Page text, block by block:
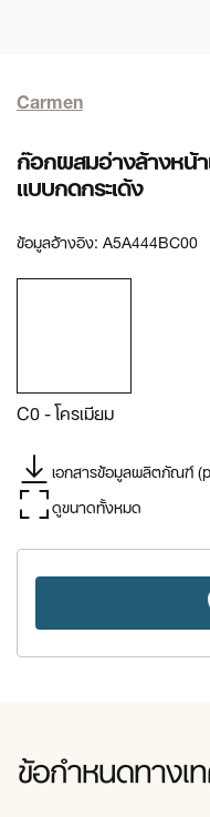
Carmen
ก๊อกผสมอ่างล้างหน้
แบบกดกระเด้ง
ข้อมูลอ้างอิง:A5A444BC00
C0 - โครเมียม
เอกสารข้อมูลผลิตภัณฑ์
ดูขนาดทั้งหมด
ข้อกำหนดทางเ